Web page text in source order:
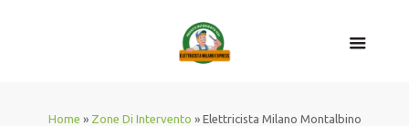
Home » Zone Di Intervento » Elettricista Milano Montalbino